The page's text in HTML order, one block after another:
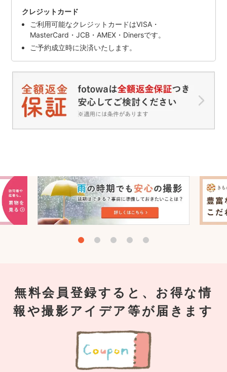
クレジットカード
ご利用可能なクレジットカードはVISA・
MasterCard・JCB・AMEX・Dinersです。
ご予約成立時に決済いたします。
無料会員登録すると、お得な情
報や撮影アイデア等が届きます